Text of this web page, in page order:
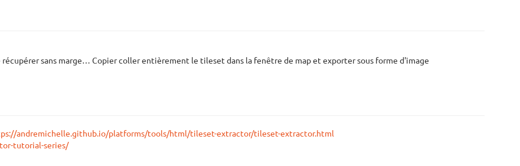
sans marge… Copier coller entièrement le tileset dans la fenêtre de map et exporter sous forme d'image
andremichelle.github.io/platforms/tools/html/tileset-extractor/tileset-extractor.html
tutorial-series/